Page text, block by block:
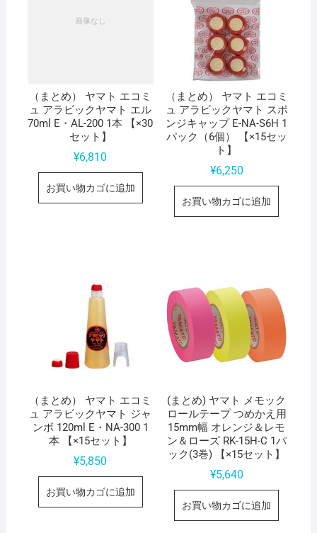
（まとめ） ヤマト エコミ
ュ アラビックヤマト エル
70ml E・AL-200 1本 【×30
セット】
¥6,810
お買い物カゴに追加
（まとめ） ヤマト エコミ
ュ アラビックヤマト スポ
ンジキャップ E-NA-S6H 1
パック（6個） 【×15セッ
ト】
¥6,250
お買い物カゴに追加
（まとめ） ヤマト エコミ
ュ アラビックヤマト ジャ
ンボ 120ml E・NA-300 1
本 【×15セット】
¥5,850
お買い物カゴに追加
(まとめ) ヤマト メモック
ロールテープ つめかえ用
15mm幅 オレンジ＆レモ
ン＆ローズ RK-15H-C 1パ
ック(3巻) 【×15セット】
¥5,640
お買い物カゴに追加